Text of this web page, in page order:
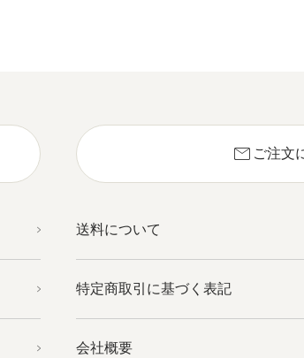
mail ご注文
送料について
特定商取引に基づく表記
会社概要